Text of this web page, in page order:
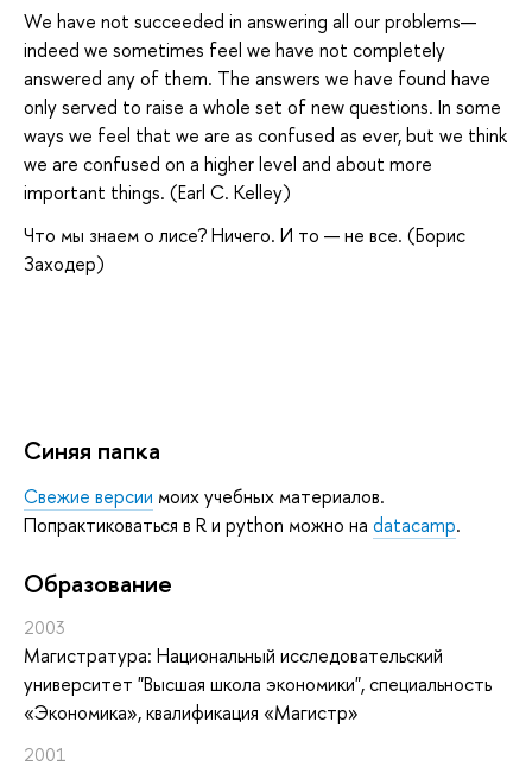
We have not succeeded in answering all our problems—
indeed we sometimes feel we have not completely
answered any of them. The answers we have found have
only served to raise a whole set of new questions. In some
ways we feel that we are as confused as ever, but we think
we are confused on a higher level and about more
important things. (Earl C. Kelley)
Что мы знаем о лисе? Ничего. И то — не все. (Борис
Заходер)
Синяя папка
Свежие версии моих учебных материалов.
Попрактиковаться в R и python можно на datacamp.
Oбразование
2003
Магистратура: Национальный исследовательский
университет "Высшая школа экономики", специальность
«Экономика», квалификация «Магистр»
2001